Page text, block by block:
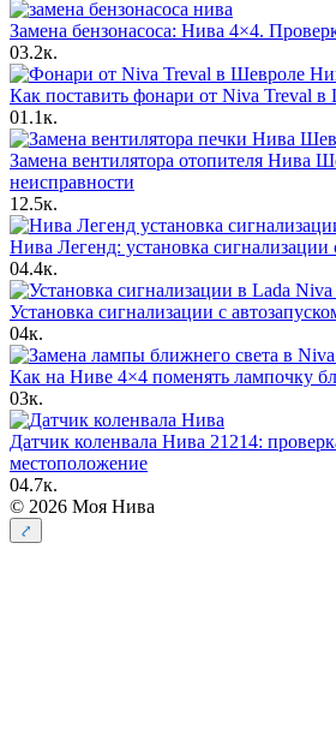
Замена бензонасоса: Нива 4×4.
03.2к.
Как поставить фонари от Niva Treval
01.1к.
Замена вентилятора отопителя Нива
неисправности
1 2.5к.
Нива Легенд: установка сигнализации
04.4к.
Установка сигнализации с
04к.
Как на Ниве 4×4 поменять лампочку
03к.
Датчик коленвала Нива 21214:
местоположение
04.7к.
© 2026 Моя Нива